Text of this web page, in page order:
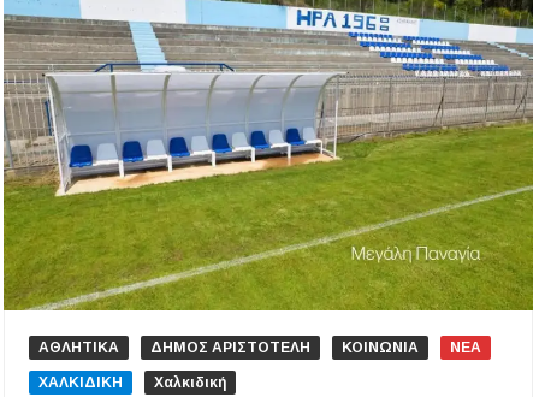
ΑΘΛΗΤΙΚΑ ΔΗΜΟΣ ΑΡΙΣΤΟΤΕΛΗ ΚΟΙΝΩΝΙΑ ΝΕΑ
ΧΑΛΚΙΔΙΚΗ Χαλκιδική